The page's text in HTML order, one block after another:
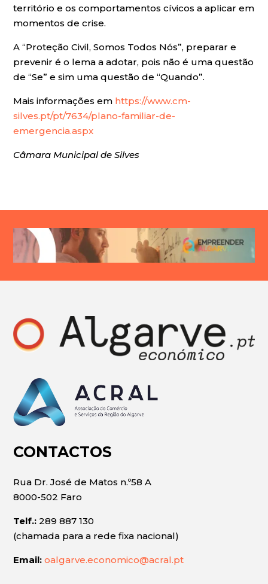
território e os comportamentos cívicos a aplicar em
momentos de crise.
A “Proteção Civil, Somos Todos Nós”, preparar e
prevenir é o lema a adotar, pois não é uma questão
de “Se” e sim uma questão de “Quando”.
Mais informações em https://www.cm-
silves.pt/pt/7634/plano-familiar-de-
emergencia.aspx
Câmara Municipal de Silves
CONTACTOS
Rua Dr. José de Matos n.º58 A
8000-502 Faro
Telf.: 289 887 130
(chamada para a rede fixa nacional)
Email: oalgarve.economico@acral.pt